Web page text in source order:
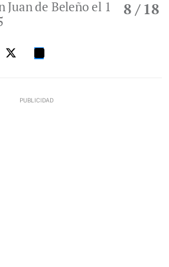
8 / 18
Juan de Beleño el 1